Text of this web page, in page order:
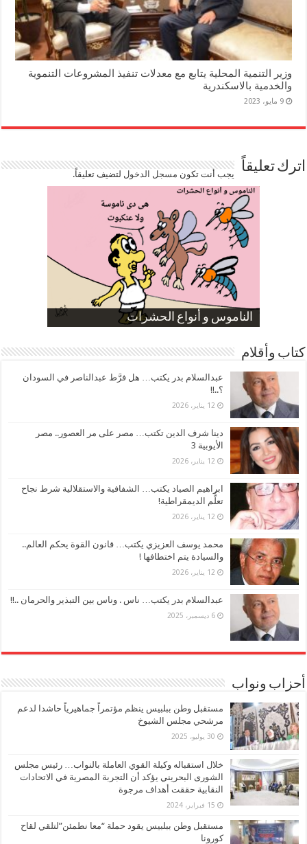
وزير التنمية المحلية يتابع مع معدلات تنفيذ المشروعات التنموية
والخدمية بالاسكندرية
9 مايو، 2023
اترك تعليقاً يجب أنت تكون مسجل الدخوللتضيف تعليقاً.
الناموس و أنواع الحشرات
الموظفين بعد ارتفاع الأسعار
ارتفاع نسبة الطلاق في مصر
صورة كاركاتيرية
صورة كاركاتيرية
كتاب وأقلام
عبدالسلام بدر يكتب… هل فرَّط عبدالناصر في السودان
؟..!!
12 يناير، 2026
دينا شرف الدين تكتب… مصر على مر العصور.. مصر
الأيوبية 3
12 يناير، 2026
ابراهيم الصياد يكتب… الشفافية والاستقلالية شرط نجاح
تعلُّم الديمقراطية!
12 يناير، 2026
محمد يوسف العزيزي يكتب… قانون القوة يحكم العالم..
والسيادة يتم اختطافها !
12 يناير، 2026
عبدالسلام بدر يكتب… ناس . وناس بين التبذير والحرمان ..!!
6 ديسمبر، 2025
أحزاب ونواب
مستقبل وطن ببلبيس ينظم مؤتمراً جماهيرياً حاشدا لدعم
مرشحي مجلس الشيوخ
30 يوليو، 2025
خلال استقباله وكيلة القوي العاملة بالنواب… رئيس مجلس
الشورى البحريني يؤكد أن التجربة المصرية في الاتحادات
النقابية حققت أهداف مرجوة
15 فبراير، 2024
مستقبل وطن ببلبيس يقود حملة “معا نطمئن”لتلقي لقاح
كورونا